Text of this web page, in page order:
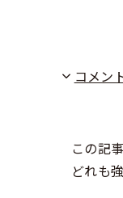
コメン
この記事
どれも